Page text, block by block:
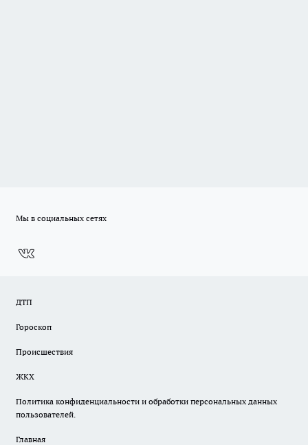
Мы в социальных сетях
ДТП
Гороскоп
Происшествия
ЖКХ
Политика конфиденциальности и обработки персональных данных
пользователей.
Главная